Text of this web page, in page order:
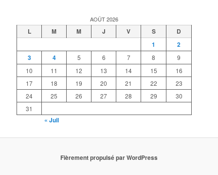
AOÛT 2026
L M M J V S
D
1
2
3
4 5 6 7 8
9
10
11 12 13 14 15
16
17
18 19 20 21 22
23
24
25 26 27 28 29
30
31
« Juil
Fièrement propulsé par WordPress